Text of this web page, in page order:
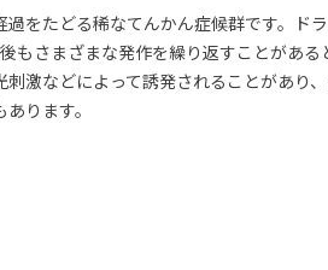
をたどる稀なてんかん症候群です。
もさまざまな発作を繰り返すことがある
激などによって誘発されることがあり
ります。